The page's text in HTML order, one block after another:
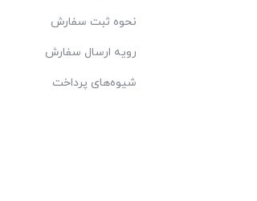
نحوه ثبت سفارش
رویه ارسال سفارش
شیوه‌های پرداخت